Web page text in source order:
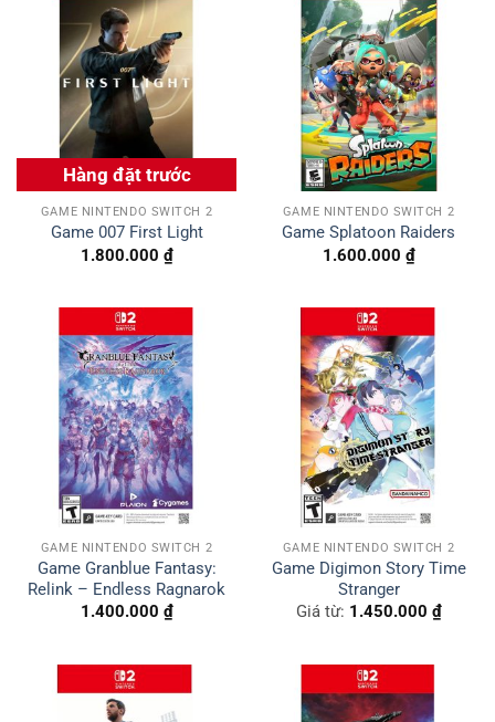
Hàng đặt trước
GAME NINTENDO SWITCH 2
Game 007 First Light
1.800.000 ₫
GAME NINTENDO SWITCH 2
Game Splatoon Raiders
1.600.000 ₫
GAME NINTENDO SWITCH 2
Game Granblue Fantasy:
Relink – Endless Ragnarok
1.400.000 ₫
GAME NINTENDO SWITCH 2
Game Digimon Story Time
Stranger
Giá từ: 1.450.000 ₫